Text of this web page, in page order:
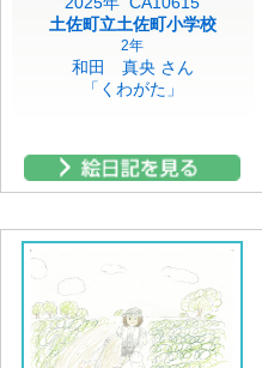
土佐町立土佐町小学校
2年
和田 真央 さん
「くわがた」